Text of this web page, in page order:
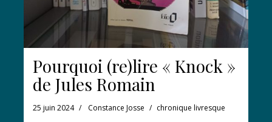
Pourquoi (re)lire « Knock »
de Jules Romain
25 juin 2024 Constance Josse chronique livresque